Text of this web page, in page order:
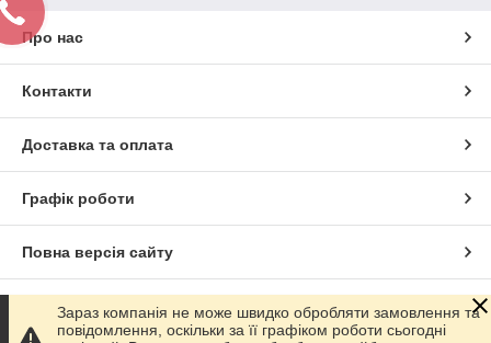
Про нас
Контакти
Доставка та оплата
Графік роботи
Повна версія сайту
Сайт створено на маркетплейсіProm.ua
Зараз компанія не може швидко обробляти замовлення та
повідомлення, оскільки за її графіком роботи сьогодні